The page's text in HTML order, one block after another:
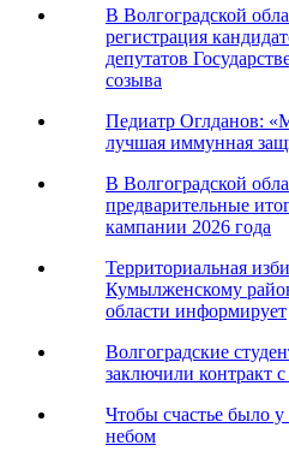
В Волгоградской
регистрация
депутатов
созыва
Педиатр Оглданов:
лучшая иммунная
В Волгоградской
предварительные
кампании 2026 года
Территориальная
Кумылженскому
области информирует
Волгоградские
заключили контракт
Чтобы счастье было
небом